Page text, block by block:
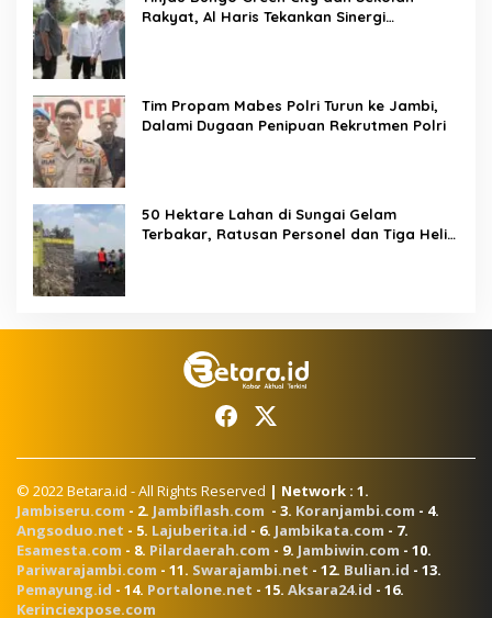
Rakyat, Al Haris Tekankan Sinergi
Tim Propam Mabes Polri Turun ke Jambi,
Dalami Dugaan Penipuan Rekrutmen Polri
50 Hektare Lahan di Sungai Gelam
Terbakar, Ratusan Personel dan Tiga Heli
© 2022 Betara.id - All Rights Reserved | Network : 1.
Jambiseru.com - 2. Jambiflash.com - 3. Koranjambi.com - 4.
Angsoduo.net - 5. Lajuberita.id - 6. Jambikata.com - 7.
Esamesta.com - 8. Pilardaerah.com - 9. Jambiwin.com - 10.
Pariwarajambi.com - 11. Swarajambi.net - 12. Bulian.id - 13.
Pemayung.id - 14. Portalone.net - 15. Aksara24.id - 16.
Kerinciexpose.com